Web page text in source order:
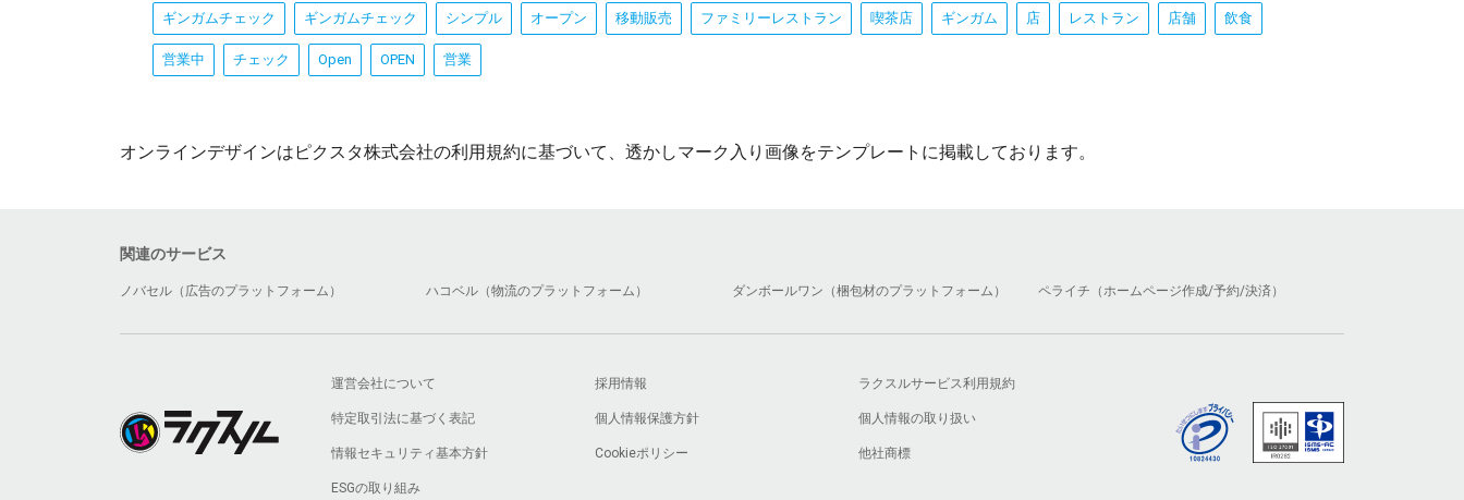
ギンガムチェック ギンガムチェック シンプル オープン 移動販売 ファミリーレストラン 喫茶店 ギンガム 店 レストラン 店舗 飲食
営業中 チェック Open OPEN 営業
オンラインデザインはピクスタ株式会社の利用規約に基づいて、透かしマーク入り画像をテンプレートに掲載しております。
関連のサービス
ノバセル（広告のプラットフォーム） ハコベル（物流のプラットフォーム） ダンボールワン（梱包材のプラットフォーム） ペライチ（ホームページ作成/予約/決済）
運営会社について 採用情報 ラクスルサービス利用規約
特定取引法に基づく表記 個人情報保護方針 個人情報の取り扱い
情報セキュリティ基本方針 Cookieポリシー 他社商標
ESGの取り組み